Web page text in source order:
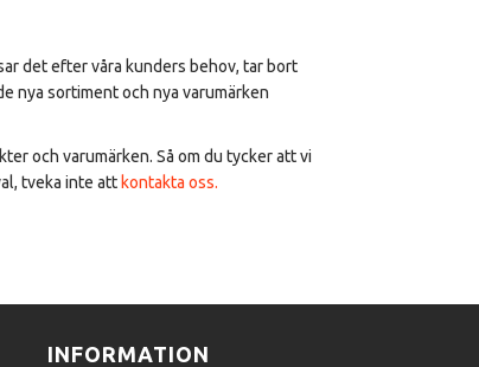
det efter våra kunders behov, tar bort
nya sortiment och nya varumärken
och varumärken. Så om du tycker att vi
tveka inte att kontakta oss.
INFORMATION